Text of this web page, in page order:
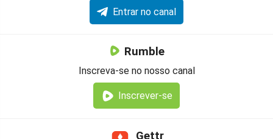
Entrar no canal
Rumble
Inscreva-se no nosso canal
Inscrever-se
Gettr